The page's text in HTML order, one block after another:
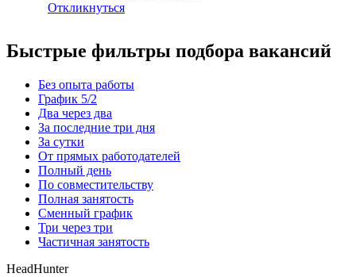
Откликнуться
Быстрые фильтры подбора вакансий
Без опыта работы
График 5/2
Два через два
За последние три дня
За сутки
От прямых работодателей
Полный день
По совместительству
Полная занятость
Сменный график
Три через три
Частичная занятость
HeadHunter